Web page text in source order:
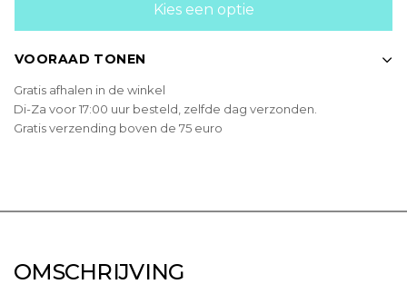
Kies een optie
VOORAAD TONEN
Gratis afhalen in de winkel
Di-Za voor 17:00 uur besteld, zelfde dag verzonden.
Gratis verzending boven de 75 euro
OMSCHRIJVING